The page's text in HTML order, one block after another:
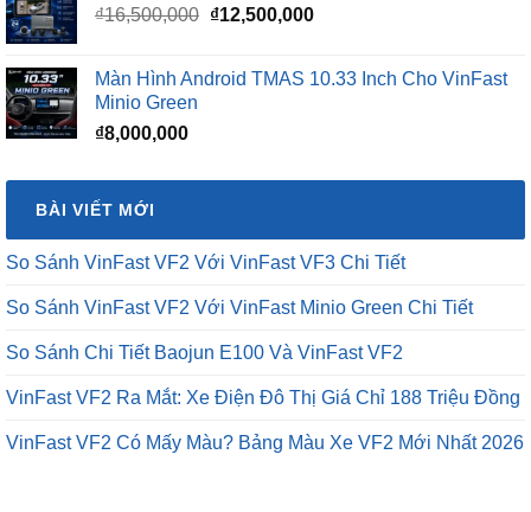
₫16,500,000 Giá
₫16,500,000.
₫12,500,000Giá
là:
Màn Hình Android TMAS 10.33 Inch Cho VinFast
Minio Green
₫8,000,000
BÀI VIẾT MỚI
So Sánh VinFast VF2 Với VinFast VF3 Chi Tiết
So Sánh VinFast VF2 Với VinFast Minio Green Chi Tiết
So Sánh Chi Tiết Baojun E100 Và VinFast VF2
VinFast VF2 Ra Mắt: Xe Điện Đô Thị Giá Chỉ 188 Triệu Đồng
VinFast VF2 Có Mấy Màu? Bảng Màu Xe VF2 Mới Nhất 2026